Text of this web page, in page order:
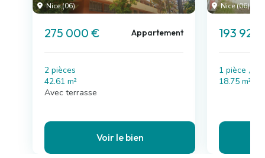
Nice (06)
275 000 € Appartement
2 pièces
42.61 m²
Avec terrasse
Voir le bien
Nice (06)
193 923
1 pièce , 1
18.75 m²